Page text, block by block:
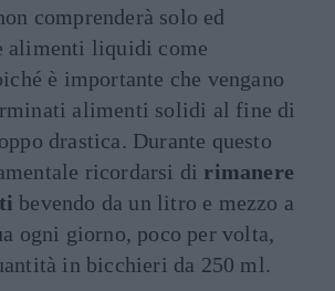
comprenderà solo ed
alimenti liquidi come
è importante che vengano
alimenti solidi al fine di
drastica. Durante questo
ricordarsi di rimanere
bevendo da un litro e mezzo a
ogni giorno, poco per volta,
in bicchieri da 250 ml.